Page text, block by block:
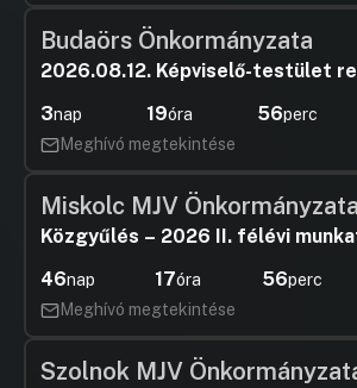
Budaörs Önkormányzata
2026.08.12. Képviselő-testület
3nap 19óra 56perc
Meghívó megtekintése
Miskolc MJV Önkormányzata
Közgyűlés – 2026 II. félévi
46nap 17óra 56perc
Meghívó megtekintése
Szolnok MJV